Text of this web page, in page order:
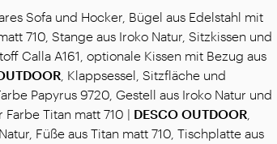
Sofa und Hocker, Bügel aus Edelstahl mit
710, Stange aus Iroko Natur, Sitzkissen und
Calla A161, optionale Kissen mit Bezug aus
, Klappsessel, Sitzfläche und
Papyrus 9720, Gestell aus Iroko Natur und
Titan matt 710 | DESCO OUTDOOR
Füße aus Titan matt 710, Tischplatte aus